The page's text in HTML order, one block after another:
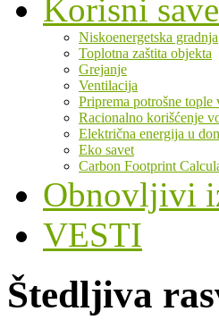
Korisni
Niskoenergetska gradnja
Toplotna zaštita objekta
Grejanje
Ventilacija
Priprema potrošne tople
Racionalno korišćenje
Električna energija u
Eko savet
Carbon Footprint
Obnovljivi
VESTI
Štedljiva